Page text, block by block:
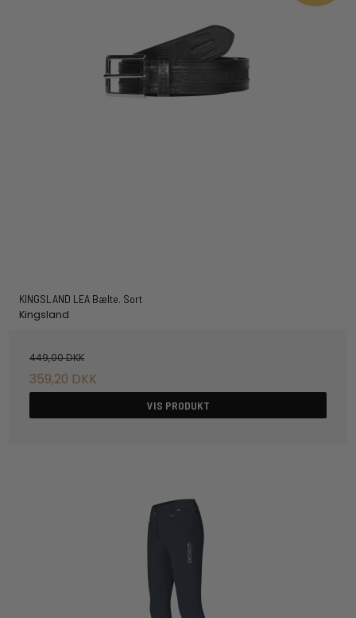
KINGSLAND LEA Bælte. Sort
Kingsland
449,00 DKK
359,20 DKK
VIS PRODUKT